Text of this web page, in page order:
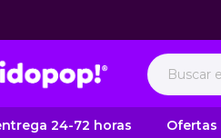
24-72 horas Ofertas